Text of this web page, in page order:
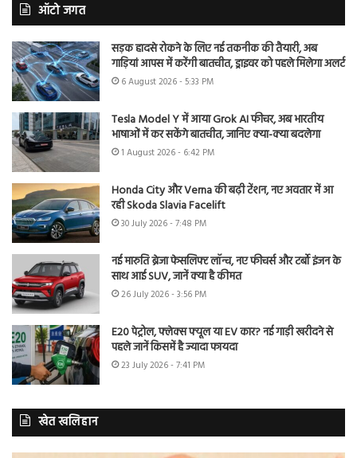
ऑटो जगत
सड़क हादसे रोकने के लिए नई तकनीक की तैयारी, अब
गाड़ियां आपस में करेंगी बातचीत, ड्राइवर को पहले मिलेगा अलर्ट
6 August 2026 - 5:33 PM
Tesla Model Y में आया Grok AI फीचर, अब भारतीय
भाषाओं में कर सकेंगे बातचीत, जानिए क्या-क्या बदलेगा
1 August 2026 - 6:42 PM
Honda City और Verna की बढ़ी टेंशन, नए अवतार में आ
रही Skoda Slavia Facelift
30 July 2026 - 7:48 PM
नई मारुति ब्रेजा फेसलिफ्ट लॉन्च, नए फीचर्स और टर्बो इंजन के
साथ आई SUV, जानें क्या है कीमत
26 July 2026 - 3:56 PM
E20 पेट्रोल, फ्लेक्स फ्यूल या EV कार? नई गाड़ी खरीदने से
पहले जानें किसमें है ज्यादा फायदा
23 July 2026 - 7:41 PM
खेत खलिहान